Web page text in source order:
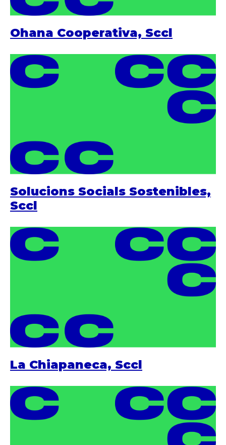
Ohana Cooperativa, Sccl
Solucions Socials Sostenibles,
Sccl
La Chiapaneca, Sccl